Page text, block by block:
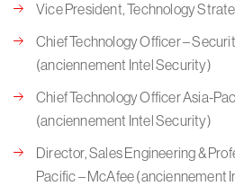
Vice President, Technology
Chief Technology Officer –
(anciennement Intel Security)
Chief Technology Officer Asia-
(anciennement Intel Security)
Director, Sales Engineering &
Pacific – McAfee (anciennement